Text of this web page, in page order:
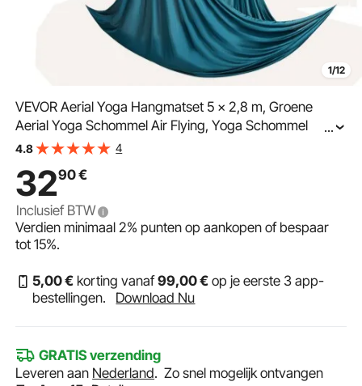
1/12
VEVOR Aerial Yoga Hangmatset 5 x 2,8 m, Groene
Aerial Yoga Schommel Air Flying, Yoga Schommel
Hangmat Schommel 1000 kg Max. Draagvermogen,
zwaartekracht Oefeningen
...
4.8 4
3290€
Inclusief BTW
Verdien minimaal2% punten op aankopen of bespaar
tot15%.
5,00€ korting vanaf99,00€ op je eerste 3 app-
bestellingen.
Download Nu
GRATIS verzending
Leveren aan Nederland.Zo snel mogelijk ontvangen